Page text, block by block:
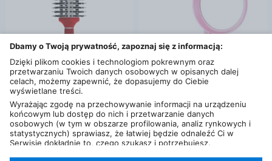
od99,99 zł
Revlon Okrągła Szczotka Do Włosów Nano Ion+ Ceramic 46mm Czerwona (Rv3005Uker)
21 km
od12,97 zł
21 km
Dbamy o Twoją prywatność, zapoznaj się z informacją:
Dzięki plikom cookies i technologiom pokrewnym oraz
przetwarzaniu Twoich danych osobowych w opisanych dalej
celach, możemy zapewnić, że dopasujemy do Ciebie
wyświetlane treści.
Wyrażając zgodę na przechowywanie informacji na urządzeniu
końcowym lub dostęp do nich i przetwarzanie danych
osobowych (w tym w obszarze profilowania, analiz rynkowych i
statystycznych) sprawiasz, że łatwiej będzie odnaleźć Ci w
Serwisie dokładnie to, czego szukasz i potrzebujesz.